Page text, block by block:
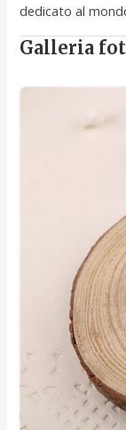
dedicato al
Galleria